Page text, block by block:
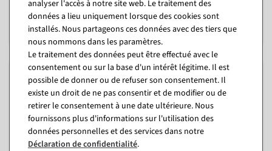
En différentes versions
à partir de 47,54 €
39,95 EUR hors TVA
83,24 €
69,95 EUR hors TVA
%
analyser l'accès à notre site web. Le traitement des
données a lieu uniquement lorsque des cookies sont
installés. Nous partageons ces données avec des tiers que
nous nommons dans les paramètres.
Le traitement des données peut être effectué avec le
consentement ou sur la base d'un intérêt légitime. Il est
possible de donner ou de refuser son consentement. Il
existe un droit de ne pas consentir et de modifier ou de
retirer le consentement à une date ultérieure. Nous
fournissons plus d'informations sur l'utilisation des
données personnelles et des services dans notre
Déclaration de confidentialité.